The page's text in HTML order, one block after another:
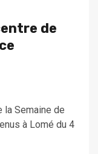
de
la Semaine de
à Lomé du 4